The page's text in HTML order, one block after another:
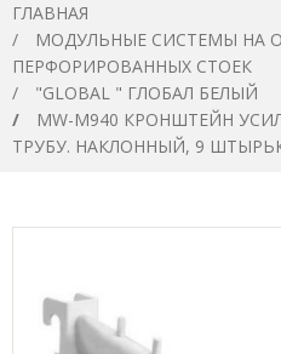
ГЛАВНАЯ
МОДУЛЬНЫЕ СИСТЕМЫ НА
ПЕРФОРИРОВАННЫХ СТОЕК
"GLOBAL " ГЛОБАЛ БЕЛЫЙ
MW-M940 КРОНШТЕЙН
ТРУБУ. НАКЛОННЫЙ, 9